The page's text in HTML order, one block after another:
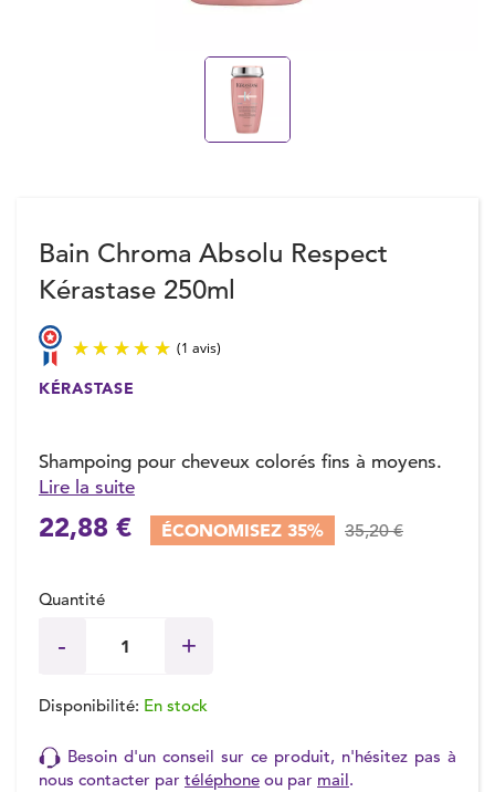
Bain Chroma Absolu Respect
Kérastase 250ml
KÉRASTASE
Shampoing pour cheveux colorés fins à moyens.
Lire la suite
22,88 € ÉCONOMISEZ 35% 35,20 €
Quantité
Disponibilité: En stock
Besoin d'un conseil sur ce produit, n'hésitez pas à
nous contacter par téléphone ou par mail.